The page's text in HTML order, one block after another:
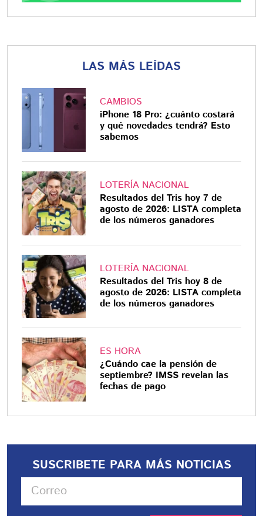
LAS MÁS LEÍDAS
CAMBIOS
iPhone 18 Pro: ¿cuánto costará
y qué novedades tendrá? Esto
sabemos
LOTERÍA NACIONAL
Resultados del Tris hoy 7 de
agosto de 2026: LISTA completa
de los números ganadores
LOTERÍA NACIONAL
Resultados del Tris hoy 8 de
agosto de 2026: LISTA completa
de los números ganadores
ES HORA
¿Cuándo cae la pensión de
septiembre? IMSS revelan las
fechas de pago
SUSCRIBETE PARA MÁS NOTICIAS